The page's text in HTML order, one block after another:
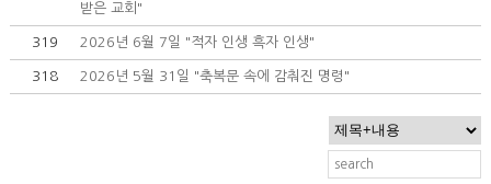
받은 교회"
319 2026년 6월 7일 "적자 인생 흑자 인생"
318 2026년 5월 31일 "축복문 속에 감춰진 명령"